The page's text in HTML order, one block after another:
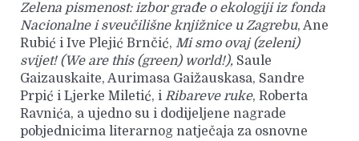
Zelena pismenost: izbor građe o ekologiji iz fonda
Nacionalne i sveučilišne knjižnice u Zagrebu, Ane
Rubić i Ive Plejić Brnčić, Mi smo ovaj (zeleni)
svijet! (We are this (green) world!), Saule
Gaizauskaite, Aurimasa Gaižauskasa, Sandre
Prpić i Ljerke Miletić, i Ribareve ruke, Roberta
Ravnića, a ujedno su i dodijeljene nagrade
pobjednicima literarnog natječaja za osnovne